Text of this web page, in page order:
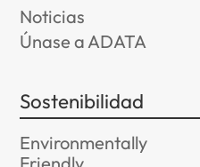
Noticias
Únase a ADATA
Sostenibilidad
Environmentally